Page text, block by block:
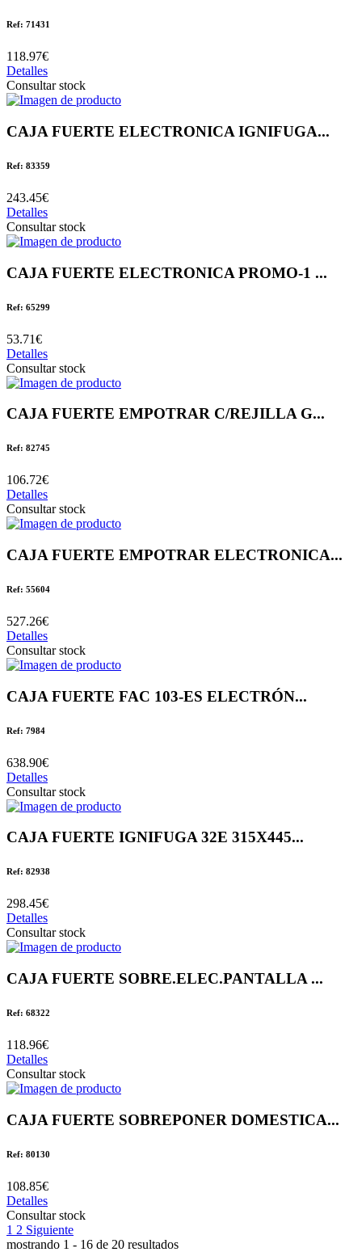
Ref: 71431
118.97€
Detalles
Consultar stock
CAJA FUERTE ELECTRONICA IGNIFUGA...
Ref: 83359
243.45€
Detalles
Consultar stock
CAJA FUERTE ELECTRONICA PROMO-1 ...
Ref: 65299
53.71€
Detalles
Consultar stock
CAJA FUERTE EMPOTRAR C/REJILLA G...
Ref: 82745
106.72€
Detalles
Consultar stock
CAJA FUERTE EMPOTRAR ELECTRONICA...
Ref: 55604
527.26€
Detalles
Consultar stock
CAJA FUERTE FAC 103-ES ELECTRÓN...
Ref: 7984
638.90€
Detalles
Consultar stock
CAJA FUERTE IGNIFUGA 32E 315X445...
Ref: 82938
298.45€
Detalles
Consultar stock
CAJA FUERTE SOBRE.ELEC.PANTALLA ...
Ref: 68322
118.96€
Detalles
Consultar stock
CAJA FUERTE SOBREPONER DOMESTICA...
Ref: 80130
108.85€
Detalles
Consultar stock
1 2 Siguiente
mostrando 1 - 16 de 20 resultados